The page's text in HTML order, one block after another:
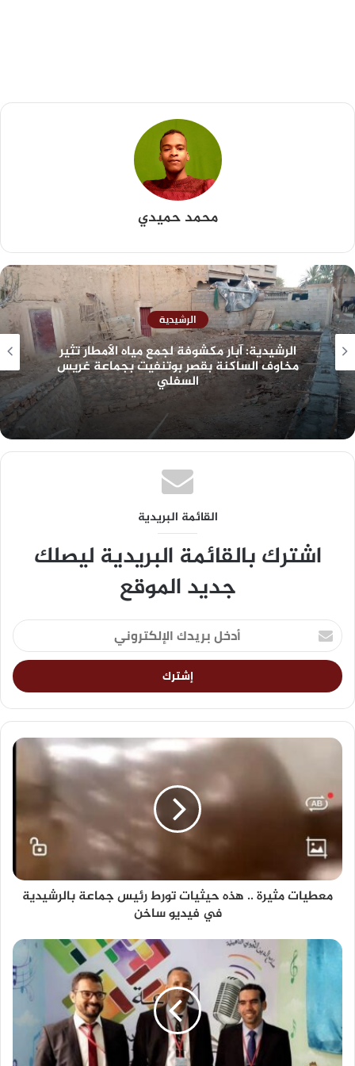
محمد حميدي
الرشيدية
الرشيدية: آبار مكشوفة لجمع مياه الأمطار تثير
مخاوف الساكنة بقصر بوتنفيت بجماعة غريس
السفلي
القائمة البريدية
اشترك بالقائمة البريدية ليصلك
جديد الموقع
معطيات مثيرة .. هذه حيثيات تورط رئيس جماعة بالرشيدية
في فيديو ساخن